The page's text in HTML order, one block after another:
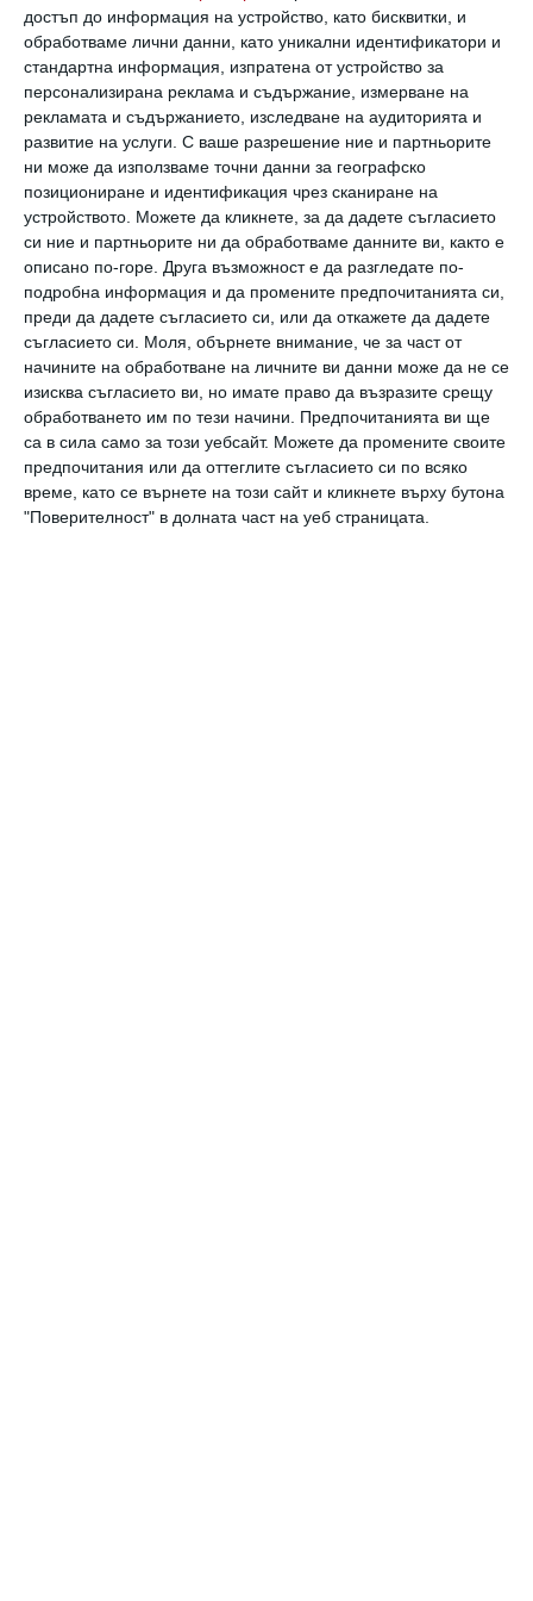
достъп до информация на устройство, като бисквитки, и
обработваме лични данни, като уникални идентификатори и
стандартна информация, изпратена от устройство за
персонализирана реклама и съдържание, измерване на
рекламата и съдържанието, изследване на аудиторията и
развитие на услуги. С ваше разрешение ние и партньорите
ни може да използваме точни данни за географско
позициониране и идентификация чрез сканиране на
устройството. Можете да кликнете, за да дадете съгласието
си ние и партньорите ни да обработваме данните ви, както е
описано по-горе. Друга възможност е да разгледате по-
подробна информация и да промените предпочитанията си,
преди да дадете съгласието си, или да откажете да дадете
съгласието си. Моля, обърнете внимание, че за част от
начините на обработване на личните ви данни може да не се
изисква съгласието ви, но имате право да възразите срещу
обработването им по тези начини. Предпочитанията ви ще
са в сила само за този уебсайт. Можете да промените своите
предпочитания или да оттеглите съгласието си по всяко
време, като се върнете на този сайт и кликнете върху бутона
"Поверителност" в долната част на уеб страницата.
родителите си
Вместо да си затваряте очите за очевидните
признаци, по-добре вземете мерки – спокойно и
стратегически
18 юли 2026 г.
Как децата да си спечелят нови приятели